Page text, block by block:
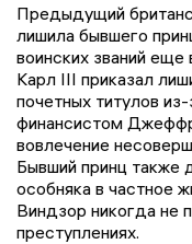
Предыдущий
лишила бывшего
воинских званий
Карл III приказал
почетных титулов
финансистом
вовлечение
Бывший принц также
особняка в частное
Виндзор никогда не
преступлениях.